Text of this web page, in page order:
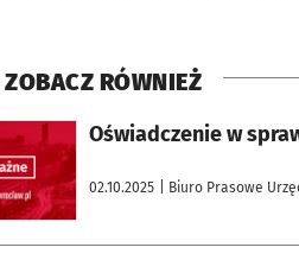
ZOBACZ RÓWNIEŻ
Oświadczenie w
02.10.2025 | Biuro Prasowe
w nowej karcie